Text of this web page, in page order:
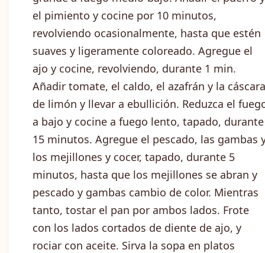
el pimiento y cocine por 10 minutos,
revolviendo ocasionalmente, hasta que estén
suaves y ligeramente coloreado. Agregue el
ajo y cocine, revolviendo, durante 1 min.
Añadir tomate, el caldo, el azafrán y la cáscara
de limón y llevar a ebullición. Reduzca el
a bajo y cocine a fuego lento, tapado, durante
15 minutos. Agregue el pescado, las gambas
los mejillones y cocer, tapado, durante 5
minutos, hasta que los mejillones se abran y
pescado y gambas cambio de color. Mientras
tanto, tostar el pan por ambos lados. Frote
con los lados cortados de diente de ajo, y
rociar con aceite. Sirva la sopa en platos